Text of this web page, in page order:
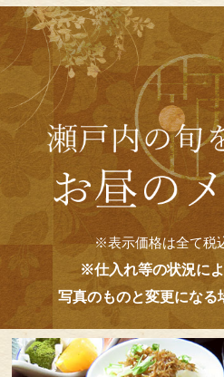
※表示価格は全て税
※仕入れ等の状況に
写真のものと変更になる